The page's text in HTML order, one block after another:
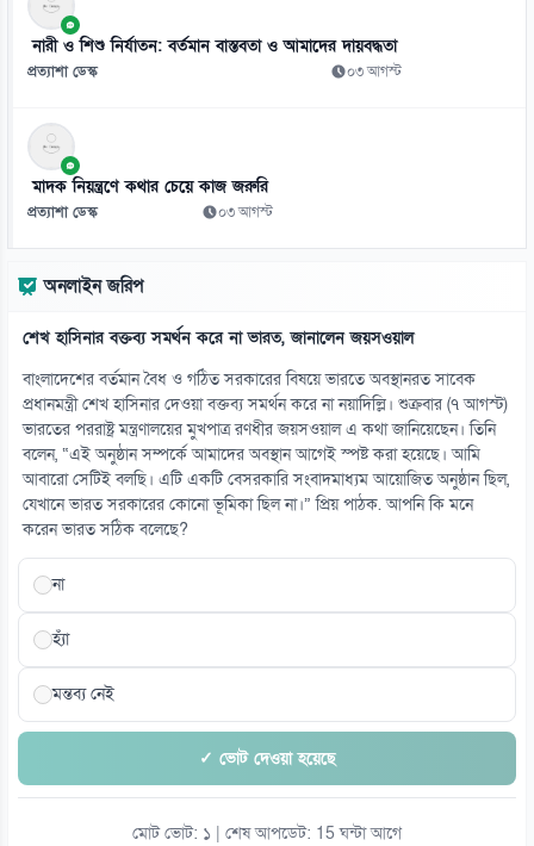
১১
স্বাস্থ্য খাতে জিডিপির ৫ শতাংশ বরাদ্দের ঘোষণা স্থানীয় সরকারমন্ত্রীর
০৮ আগস্ট
১২
০৮ আগস্ট
০৮ আগস্ট
১৪
সেবার মানসিকতা ছাড়া চিকিৎসার মানোন্নয়ন সম্ভব নয়: প্রধানমন্ত্রী
০৮ আগস্ট
১৫
আমিরাতে ঈদে মিলাদুন্নবীর ছুটি ২৮ আগস্ট
০৮ আগস্ট
নারী ও শিশু নির্যাতন: বর্তমান বাস্তবতা ও আমাদের দায়বদ্ধতা
প্রত্যাশা ডেস্ক ০৩ আগস্ট
মাদক নিয়ন্ত্রণে কথার চেয়ে কাজ জরুরি
প্রত্যাশা ডেস্ক ০৩ আগস্ট
অনলাইন জরিপ
শেখ হাসিনার বক্তব্য সমর্থন করে না ভারত, জানালেন জয়সওয়াল
বাংলাদেশের বর্তমান বৈধ ও গঠিত সরকারের বিষয়ে ভারতে অবস্থানরত সাবেক
প্রধানমন্ত্রী শেখ হাসিনার দেওয়া বক্তব্য সমর্থন করে না নয়াদিল্লি। শুক্রবার (৭ আগস্ট)
ভারতের পররাষ্ট্র মন্ত্রণালয়ের মুখপাত্র রণধীর জয়সওয়াল এ কথা জানিয়েছেন। তিনি
বলেন, “এই অনুষ্ঠান সম্পর্কে আমাদের অবস্থান আগেই স্পষ্ট করা হয়েছে। আমি
আবারো সেটিই বলছি। এটি একটি বেসরকারি সংবাদমাধ্যম আয়োজিত অনুষ্ঠান ছিল,
যেখানে ভারত সরকারের কোনো ভূমিকা ছিল না।” প্রিয় পাঠক. আপনি কি মনে
করেন ভারত সঠিক বলেছে?
না
হ্যাঁ
মন্তব্য নেই
✓ ভোট দেওয়া হয়েছে
মোট ভোট: ১ | শেষ আপডেট: 15 ঘন্টা আগে